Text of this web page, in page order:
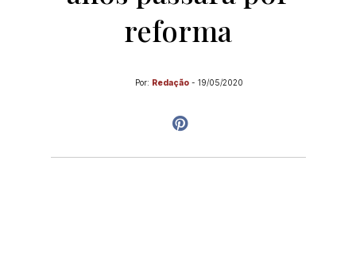
reforma
Por: Redação - 19/05/2020